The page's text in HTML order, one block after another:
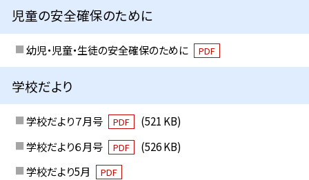
児童の安全確保のために
幼児・児童・生徒の安全確保のために PDF
学校だより
学校だより７月号 PDF
(521 KB)
学校だより６月号
PDF
(526 KB)
学校だより5月
PDF